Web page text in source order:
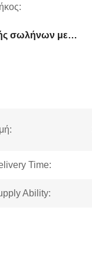
Μηχανή παραγωγής σωλήνων με έλεγχο PLC
Time:
Ability: